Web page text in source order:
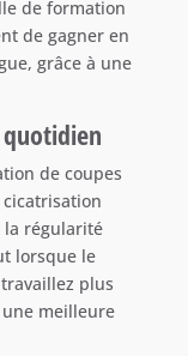
de formation
de gagner en
grâce à une
de coupes
la régularité
lorsque le
plus
meilleure